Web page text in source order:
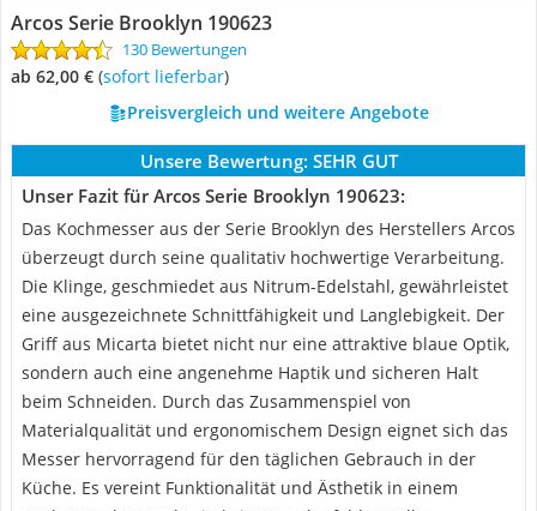
Arcos Serie Brooklyn 190623
130 Bewertungen
ab 62,00 € ( Sofort lieferbar)
Preisvergleich und weitere Angebote
Unsere Bewertung: SEHR GUT
Unser Fazit für Arcos Serie Brooklyn 190623:
Das Kochmesser aus der Serie Brooklyn des Herstellers Arcos
überzeugt durch seine qualitativ hochwertige Verarbeitung.
Die Klinge, geschmiedet aus Nitrum-Edelstahl, gewährleistet
eine ausgezeichnete Schnittfähigkeit und Langlebigkeit. Der
Griff aus Micarta bietet nicht nur eine attraktive blaue Optik,
sondern auch eine angenehme Haptik und sicheren Halt
beim Schneiden. Durch das Zusammenspiel von
Materialqualität und ergonomischem Design eignet sich das
Messer hervorragend für den täglichen Gebrauch in der
Küche. Es vereint Funktionalität und Ästhetik in einem